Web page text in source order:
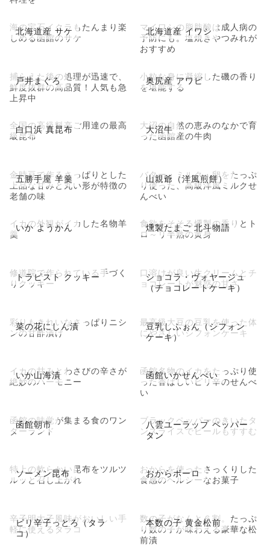
北海道産 サケ
海の宝石イクラもたんまり楽
しめる函館のサケ
北海道産 イワシ
マイワシの脂肪酸は成人病の
予防にも。塩焼きやつみれが
おすすめ
戸井まぐろ
捕らえた後の処理が迅速で、
鮮度抜群の高品質！人気も急
上昇中
奥尻産 アワビ
小粒な身に凝縮した磯の香り
を堪能する
白口浜 真昆布
全国の高級料亭ご用達の最高
級昆布
大沼牛
大沼の自然の恵みのなかで育
った函館産の牛肉
五勝手屋 羊羹
金時豆で作るさっぱりとした
上品な甘みと丸い形が特徴の
老舗の味
山親爺（洋風煎餅）
バター・ミルク・卵をたっぷ
り使った、高級洋風ミルクせ
んべい
いか ようかん
イカの外観がイカした名物羊
羹
燻製たまご 北斗物語
食欲をそそる燻製の香りとト
ロ～リ半熟の黄身
トラピスト クッキー
修道院で作られている手づく
りクッキー
ショコラ・ヴォヤージュ
（チョコレートケーキ）
口溶けが良い生クリームとチ
ョコレートが魅惑の甘さ
菜の花にしん漬
彩りもきれいなさっぱりニシ
ンの甘酢漬け
豆乳しふぉん（シフォン
ケーキ）
最高級大豆の豆乳を使った体
にやさしいシフォンケーキ
いか山海漬
イカの甘みとわさびの辛さが
絶妙のハーモニー
函館いかせんべい
函館名物のイカをたっぷり使
った香ばしいピリ辛のせんべ
い
函館朝市
函館の味覚が集まる食のワン
ダーランド
八雲ユーラップ ペッパー
タン
ブラックペッパーのきいたタ
ンスライスでビールもすすむ
ソーメン昆布
特上の軟らかい昆布をツルツ
ルッと召し上がれ
おからボーロ
おからを使ったさっくりした
食感のヘルシーなお菓子
ピリ辛子っとろ（タラ
コ）
辛子明太子風味がおいしい手
軽に使えるタラコ
本数の子 黄金松前
数の子がなんと６割。たっぷ
り数の子が味わえる豪華な松
前漬